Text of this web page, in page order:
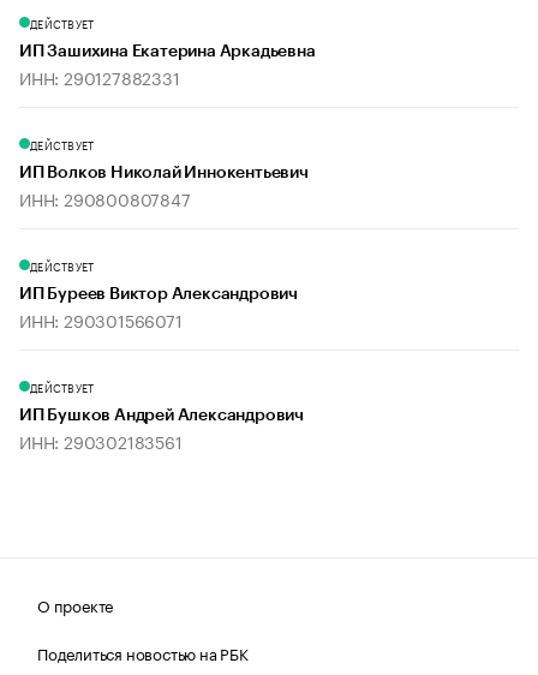
ДЕЙСТВУЕТ
ИП Зашихина Екатерина Аркадьевна
ИНН: 290127882331
ДЕЙСТВУЕТ
ИП Волков Николай Иннокентьевич
ИНН: 290800807847
ДЕЙСТВУЕТ
ИП Буреев Виктор Александрович
ИНН: 290301566071
ДЕЙСТВУЕТ
ИП Бушков Андрей Александрович
ИНН: 290302183561
О проекте
Поделиться новостью на РБК